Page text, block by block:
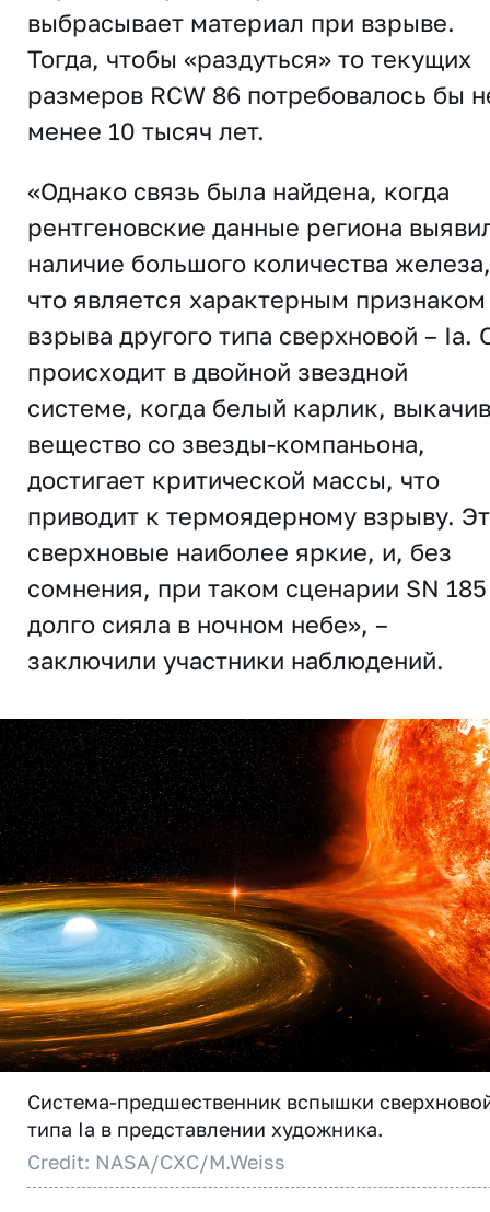
выбрасывает материал при взрыве.
Тогда, чтобы «раздуться» то текущих
размеров RCW 86 потребовалось бы
менее 10 тысяч лет.
«Однако связь была найдена, когда
рентгеновские данные региона
наличие большого количества железа,
что является характерным признаком
взрыва другого типа сверхновой – Ia.
происходит в двойной звездной
системе, когда белый карлик,
вещество со звезды-компаньона,
достигает критической массы, что
приводит к термоядерному взрыву.
сверхновые наиболее яркие, и, без
сомнения, при таком сценарии SN 185
долго сияла в ночном небе», –
заключили участники наблюдений.
Система-предшественник вспышки
типа Ia в представлении художника.
Credit: NASA/CXC/M.Weiss